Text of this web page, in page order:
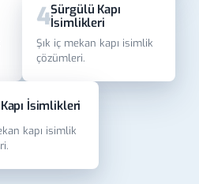
4Sürgülü Kapı
İsimlikleri
Şık iç mekan kapı isimlik
çözümleri.
İsimlikleri
kapı isimlik